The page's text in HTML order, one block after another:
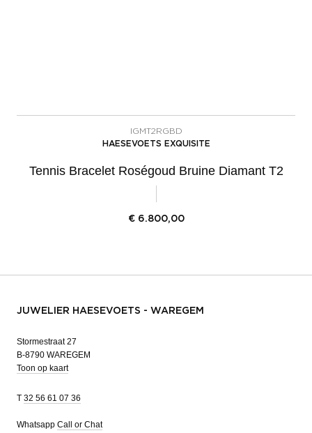
IGMT2RGBD
HAESEVOETS EXQUISITE
Tennis Bracelet Roségoud Bruine Diamant T2
€ 6.800,00
JUWELIER HAESEVOETS - WAREGEM
Stormestraat 27
B-8790 WAREGEM
Toon op kaart
T 32 56 61 07 36
Whatsapp Call or Chat